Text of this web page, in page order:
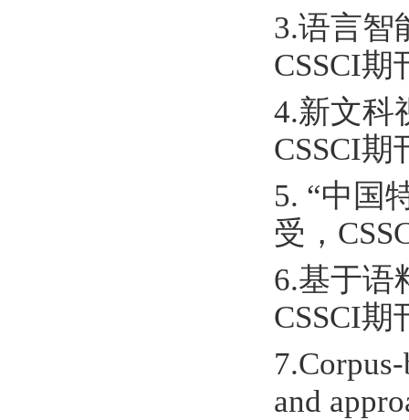
3.语言智
CSSCI
4.新文科
CSSCI
5. “中国
受，
6.基于语
CSSCI
and